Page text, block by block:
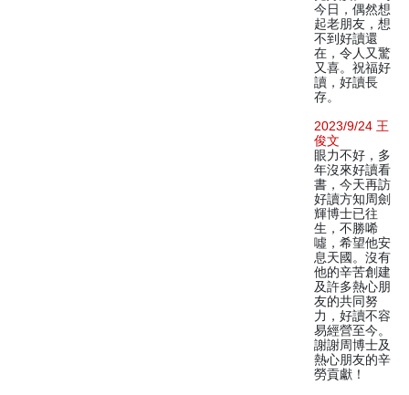
今日，偶然想
起老朋友，想
不到好讀還
在，令人又驚
又喜。祝福好
讀，好讀長
存。
2023/9/24 王
俊文
眼力不好，多
年沒來好讀看
書，今天再訪
好讀方知周劍
輝博士已往
生，不勝唏
噓，希望他安
息天國。沒有
他的辛苦創建
及許多熱心朋
友的共同努
力，好讀不容
易經營至今。
謝謝周博士及
熱心朋友的辛
勞貢獻！